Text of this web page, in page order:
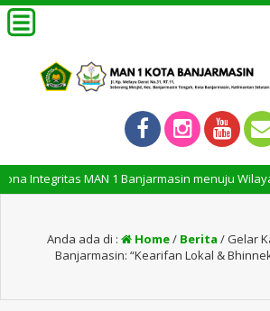
MAN 1 Banjarmasin menuju Wilayah
Anda ada di : Home/ Berita / Gelar
Banjarmasin: “Kearifan Lokal &